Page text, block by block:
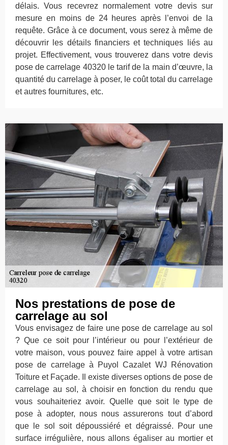
délais. Vous recevrez normalement votre devis sur
mesure en moins de 24 heures après l’envoi de la
requête. Grâce à ce document, vous serez à même de
découvrir les détails financiers et techniques liés au
projet. Effectivement, vous trouverez dans votre devis
pose de carrelage 40320 le tarif de la main d’œuvre, la
quantité du carrelage à poser, le coût total du carrelage
et autres fournitures, etc.
Nos prestations de pose de
carrelage au sol
Vous envisagez de faire une pose de carrelage au sol
? Que ce soit pour l’intérieur ou pour l’extérieur de
votre maison, vous pouvez faire appel à votre artisan
pose de carrelage à Puyol Cazalet WJ Rénovation
Toiture et Façade. Il existe diverses options de pose de
carrelage au sol, à choisir en fonction du rendu que
vous souhaiteriez avoir. Quelle que soit le type de
pose à adopter, nous nous assurerons tout d’abord
que le sol soit dépoussiéré et dégraissé. Pour une
surface irrégulière, nous allons égaliser au mortier et